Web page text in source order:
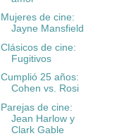
Mujeres de cine:
Jayne Mansfield
Clásicos de cine:
Fugitivos
Cumplió 25 años:
Cohen vs. Rosi
Parejas de cine:
Jean Harlow y
Clark Gable